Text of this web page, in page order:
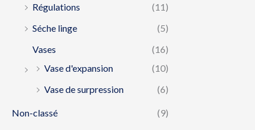
Régulations
(11)
Séche linge
(5)
Vases
(16)
Vase d'expansion
(10)
Vase de surpression
(6)
Non-classé (9)